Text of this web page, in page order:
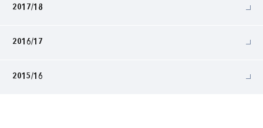
2017/18
2016/17
2015/16